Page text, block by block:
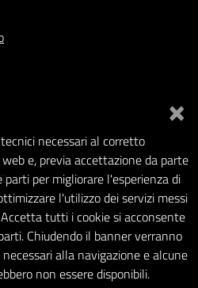
×
necessari al corretto
e, previa accettazione da parte
per migliorare l'esperienza di
l'utilizzo dei servizi messi
tutti i cookie si acconsente
Chiudendo il banner verranno
alla navigazione e alcune
non essere disponibili.